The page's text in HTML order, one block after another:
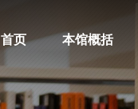
首页 本馆概括